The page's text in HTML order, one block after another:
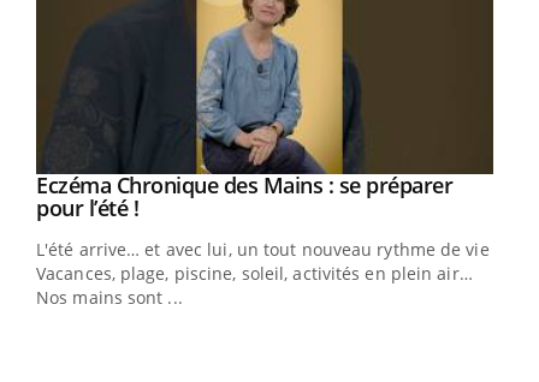
Youtube
Eczéma Chronique des Mains : se préparer
pour l’été !Youtube
L'été arrive… et avec lui, un tout nouveau rythme de vie !
Vacances, plage, piscine, soleil, activités en plein air…
Nos mains sont ...